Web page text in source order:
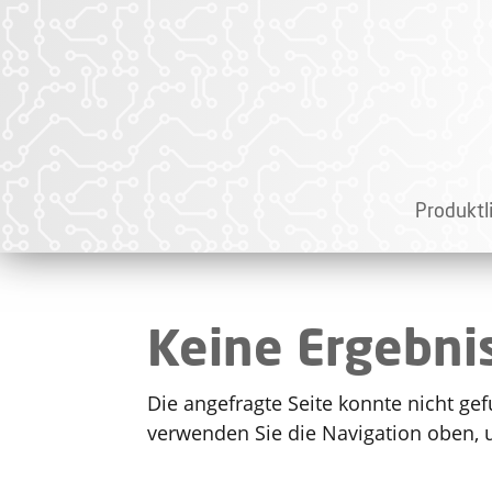
Keine
Die angefragte Seite konnte nicht
verwenden Sie die Navigation oben,